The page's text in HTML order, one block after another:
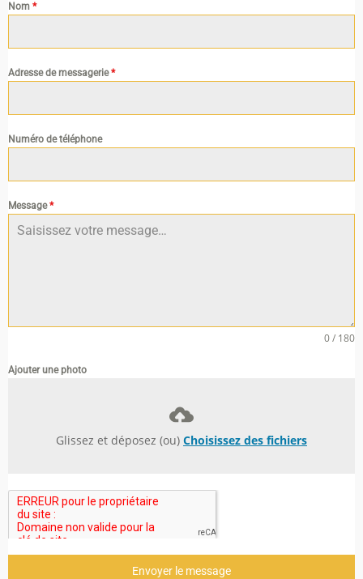
Nom *
Adresse de messagerie*
Numéro de téléphone
Message*
0 / 180
Ajouter une photo
Glissez et déposez (ou) Choisissez des fichiers
Envoyer le message